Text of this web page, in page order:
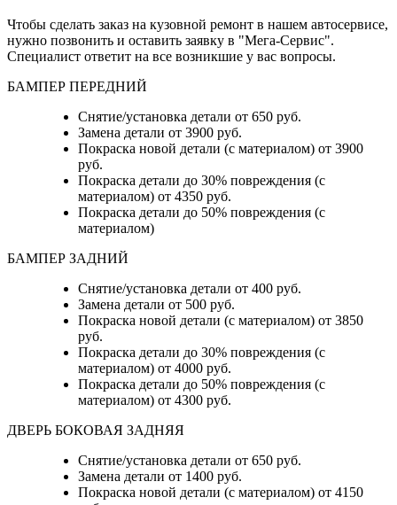
Чтобы сделать заказ на кузовной ремонт в нашем автосервисе,
нужно позвонить и оставить заявку в "Мега-Сервис".
Специалист ответит на все возникшие у вас вопросы.
БАМПЕР ПЕРЕДНИЙ
Снятие/установка детали от 650 руб.
Замена детали от 3900 руб.
Покраска новой детали (с материалом) от 3900
руб.
Покраска детали до 30% повреждения (с
материалом) от 4350 руб.
Покраска детали до 50% повреждения (с
материалом)
БАМПЕР ЗАДНИЙ
Снятие/установка детали от 400 руб.
Замена детали от 500 руб.
Покраска новой детали (с материалом) от 3850
руб.
Покраска детали до 30% повреждения (с
материалом) от 4000 руб.
Покраска детали до 50% повреждения (с
материалом) от 4300 руб.
ДВЕРЬ БОКОВАЯ ЗАДНЯЯ
Снятие/установка детали от 650 руб.
Замена детали от 1400 руб.
Покраска новой детали (с материалом) от 4150